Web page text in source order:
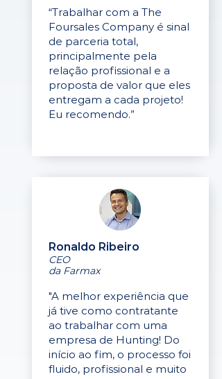
“Trabalhar com a The
Foursales Company é sinal
de parceria total,
principalmente pela
relação profissional e a
proposta de valor que eles
entregam a cada projeto!
Eu recomendo.”
Ronaldo Ribeiro
CEO
da Farmax
"A melhor experiência que
já tive como contratante
ao trabalhar com uma
empresa de Hunting! Do
início ao fim, o processo foi
fluido, profissional e muito